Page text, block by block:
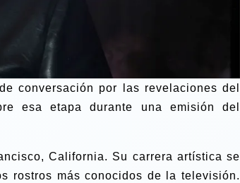
conversación por las revelaciones del
esa etapa durante una emisión del
California. Su carrera artística se
rostros más conocidos de la televisión.